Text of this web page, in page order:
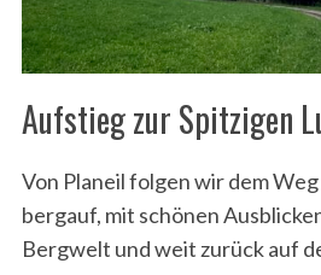
Aufstieg zur Spitzigen
Von Planeil folgen wir dem
bergauf, mit schönen
Bergwelt und weit zurück auf